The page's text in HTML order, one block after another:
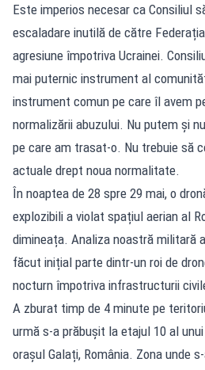
Este imperios necesar ca Consiliul
escaladare inutilă de către
agresiune împotriva Ucrainei.
mai puternic instrument al
instrument comun pe care îl avem
normalizării abuzului. Nu putem și
pe care am trasat-o. Nu trebuie să
actuale drept noua normalitate.
În noaptea de 28 spre 29 mai, o
explozibili a violat spațiul aerian al
dimineața. Analiza noastră militară
făcut inițial parte dintr-un roi de
nocturn împotriva infrastructurii
A zburat timp de 4 minute pe
urmă s-a prăbușit la etajul 10 al
orașul Galați, România. Zona unde